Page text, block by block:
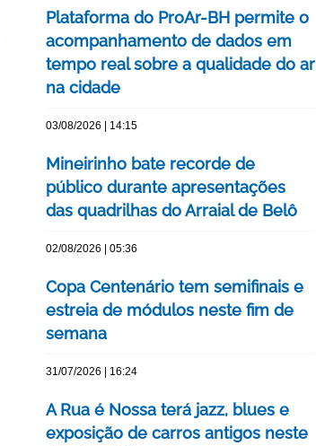
Plataforma do ProAr-BH permite o
acompanhamento de dados em
tempo real sobre a qualidade do ar
na cidade
03/08/2026 | 14:15
Mineirinho bate recorde de
público durante apresentações
das quadrilhas do Arraial de Belô
02/08/2026 | 05:36
Copa Centenário tem semifinais e
estreia de módulos neste fim de
semana
31/07/2026 | 16:24
A Rua é Nossa terá jazz, blues e
exposição de carros antigos neste